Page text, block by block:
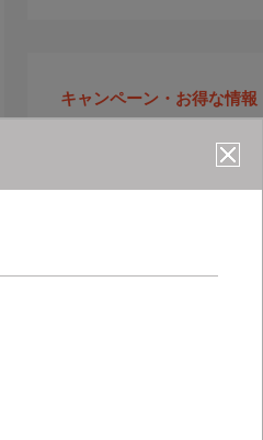
キャンペーン・お得な情報